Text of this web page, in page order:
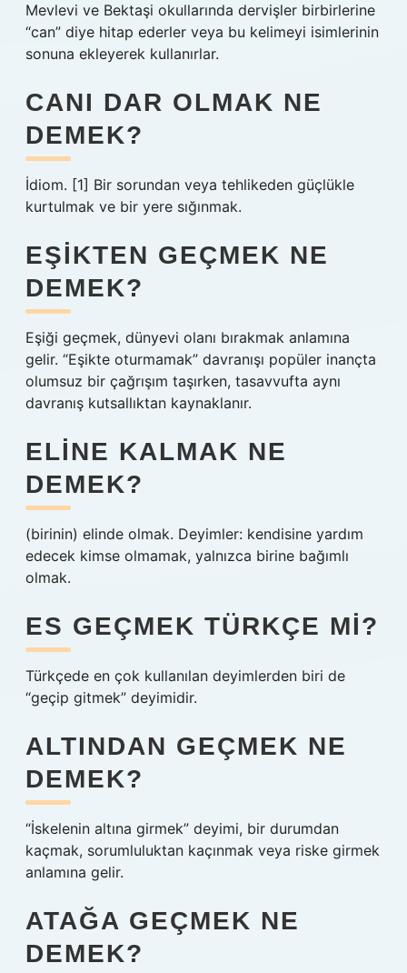
Mevlevi ve Bektaşi okullarında dervişler birbirlerine
“can” diye hitap ederler veya bu kelimeyi isimlerinin
sonuna ekleyerek kullanırlar.
CANI DAR OLMAK NE
DEMEK?
İdiom. [1] Bir sorundan veya tehlikeden güçlükle
kurtulmak ve bir yere sığınmak.
EŞIKTEN GEÇMEK NE
DEMEK?
Eşiği geçmek, dünyevi olanı bırakmak anlamına
gelir. “Eşikte oturmamak” davranışı popüler inançta
olumsuz bir çağrışım taşırken, tasavvufta aynı
davranış kutsallıktan kaynaklanır.
ELINE KALMAK NE
DEMEK?
(birinin) elinde olmak. Deyimler: kendisine yardım
edecek kimse olmamak, yalnızca birine bağımlı
olmak.
ES GEÇMEK TÜRKÇE MI?
Türkçede en çok kullanılan deyimlerden biri de
“geçip gitmek” deyimidir.
ALTINDAN GEÇMEK NE
DEMEK?
“İskelenin altına girmek” deyimi, bir durumdan
kaçmak, sorumluluktan kaçınmak veya riske girmek
anlamına gelir.
ATAĞA GEÇMEK NE
DEMEK?